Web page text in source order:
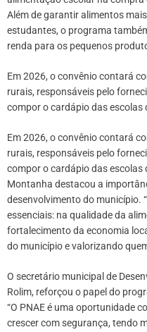
Além de garantir alimentos
estudantes, o programa
renda para os pequenos
Em 2026, o convênio contará
rurais, responsáveis pelo
compor o cardápio das escolas
Em 2026, o convênio contará
rurais, responsáveis pelo
compor o cardápio das escolas
Montanha destacou a
desenvolvimento do município.
essenciais: na qualidade da
fortalecimento da economia
do município e valorizando
O secretário municipal de
Rolim, reforçou o papel do
“O PNAE é uma oportunidade
crescer com segurança, tendo